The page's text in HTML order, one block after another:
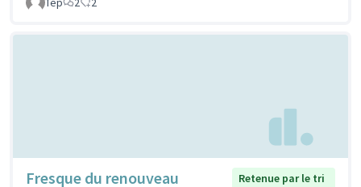
Fresque du renouveau
Retenue par le tri